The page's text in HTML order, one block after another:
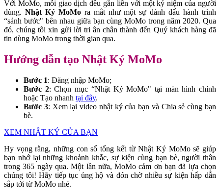
Với MoMo, mỗi giao dịch đều gắn liền với một kỷ niệm của người
dùng. Nhật Ký MoMora mắt như một sự đánh dấu hành trình
“sánh bước" bên nhau giữa bạn cùng MoMo trong năm 2020. Qua
đó, chúng tôi xin gửi lời tri ân chân thành đến Quý khách hàng đã
tin dùng MoMo trong thời gian qua.
Hướng dẫn tạo Nhật Ký MoMo
Bước 1: Đăng nhập MoMo;
Bước 2: Chọn mục “Nhật Ký MoMo" tại màn hình chính
hoặc Tạo nhanh tại đây.
Bước 3: Xem lại video nhật ký của bạn và Chia sẻ cùng bạn
bè.
XEM NHẬT KÝ CỦA BẠN
Hy vọng rằng, những con số tổng kết từ Nhật Ký MoMo sẽ giúp
bạn nhớ lại những khoảnh khắc, sự kiện cùng bạn bè, người thân
trong 365 ngày qua. Một lần nữa, MoMo cảm ơn bạn đã lựa chọn
chúng tôi! Hãy tiếp tục ủng hộ và đón chờ nhiều sự kiện hấp dẫn
sắp tới từ MoMo nhé.